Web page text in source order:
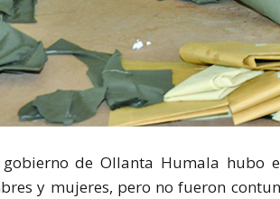
gobierno de Ollanta Humala hubo
y mujeres, pero no fueron